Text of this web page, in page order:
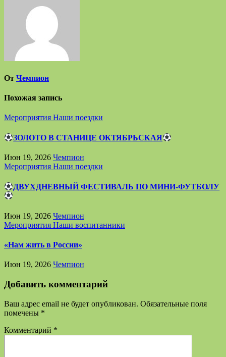
От Чемпион
Похожая запись
Мероприятия Наши поездки
ЗОЛОТО В СТАНИЦЕ ОКТЯБРЬСКАЯ
Июн 19, 2026 Чемпион
Мероприятия Наши поездки
ДВУХДНЕВНЫЙ ФЕСТИВАЛЬ ПО МИНИ-ФУТБОЛУ
Июн 19, 2026 Чемпион
Мероприятия Наши воспитанники
«Нам жить в России»
Июн 19, 2026 Чемпион
Добавить комментарий
Ваш адрес email не будет опубликован. Обязательные поля
помечены *
Комментарий *